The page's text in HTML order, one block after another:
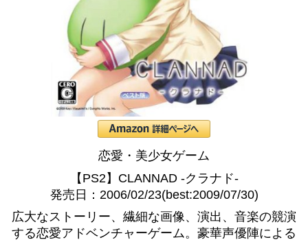
恋愛・美少女ゲーム
【PS2】CLANNAD -クラナド-
発売日：2006/02/23(best:2009/07/30)
広大なストーリー、繊細な画像、演出、音楽の競演
する恋愛アドベンチャーゲーム。豪華声優陣による